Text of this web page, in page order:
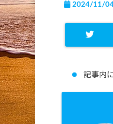
2024/11/
記事内